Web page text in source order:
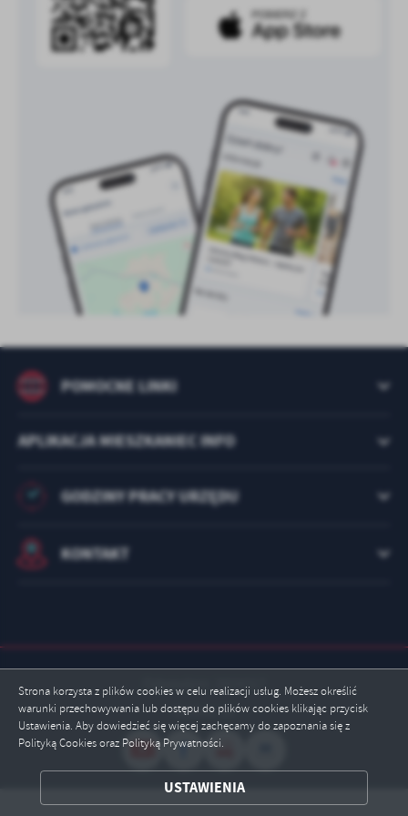
Strona korzysta z plików cookies w celu realizacji usług. Możesz określić
warunki przechowywania lub dostępu do plików cookies klikając przycisk
Ustawienia. Aby dowiedzieć się więcej zachęcamy do zapoznania się z
Polityką Cookies oraz Polityką Prywatności.
USTAWIENIA
treści w postaci wiadomości, ofert, komunikatów mediów
społecznościowych.
ZAPISZ WYBRANE
POMOCNE LINKI
APLIKACJA MIESZKANIEC INFO
GODZINY PRACY URZĘDU
KONTAKT
Odwiedzin: 2924317
Online: 15